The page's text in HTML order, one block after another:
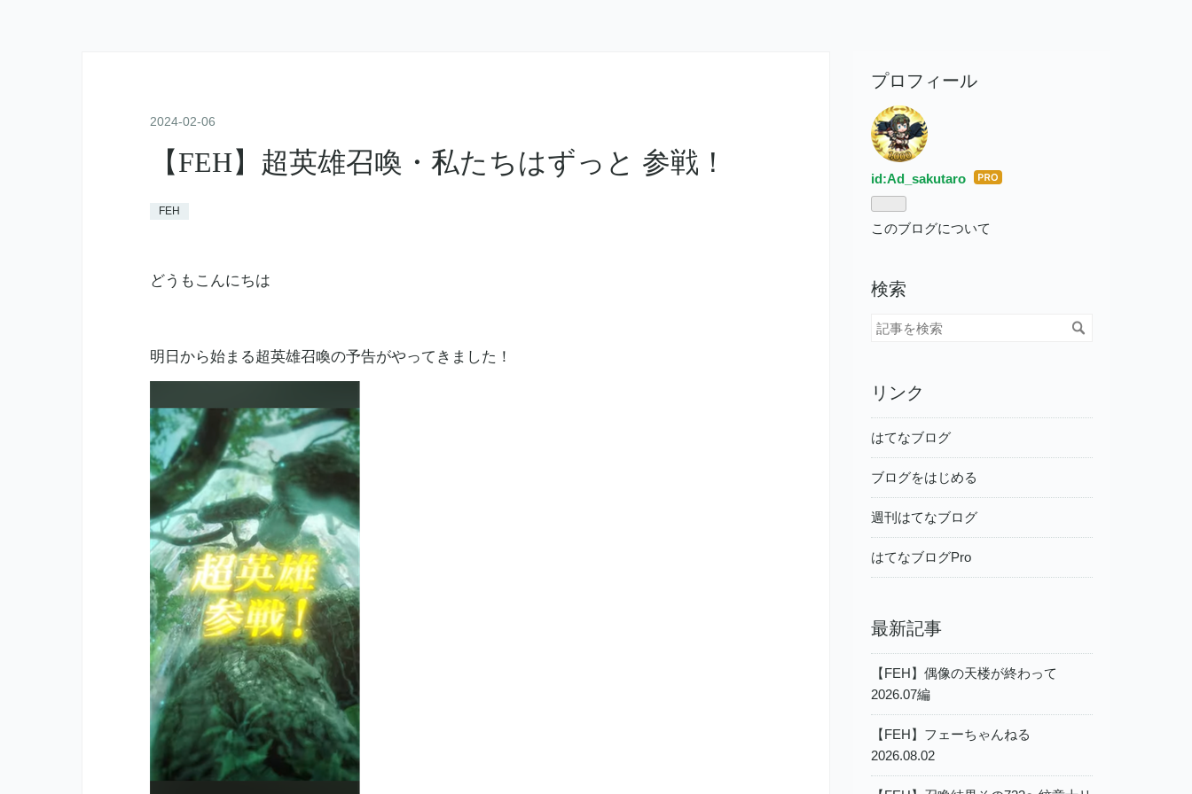
2024-02-06
【FEH】超英雄召喚・私たちはずっと 参戦！
FEH
どうもこんにちは
明日から始まる超英雄召喚の予告がやってきました！
プロフィール
id:Ad_sakutaro はて
ログ
このブログについて
検索
リンク
はてなブログ
ブログをはじめる
週刊はてなブログ
はてなブログPro
最新記事
【FEH】偶像の天楼が終わって
2026.07編
【FEH】フェーちゃんねる
2026.08.02